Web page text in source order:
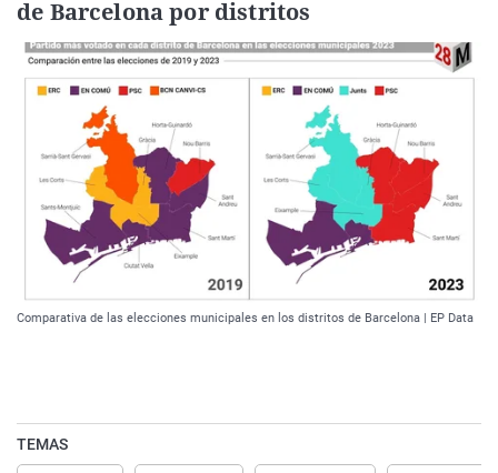
de Barcelona por distritos
Comparativa de las elecciones municipales en los distritos de Barcelona | EP Data
TEMAS